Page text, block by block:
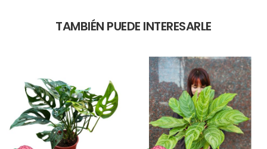
TAMBIÉN PUEDE INTERESARLE